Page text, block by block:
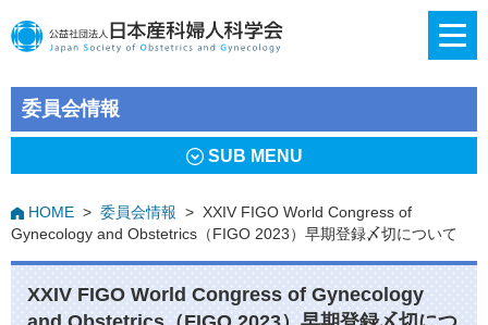
委員会情報
SUB MENU
HOME > 委員会情報 > XXIV FIGO World Congress of
Gynecology and Obstetrics（FIGO 2023）早期登録〆切について
XXIV FIGO World Congress of Gynecology